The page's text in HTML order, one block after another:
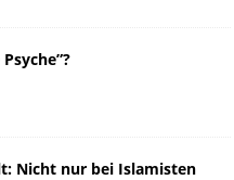
Nicht nur bei Islamisten